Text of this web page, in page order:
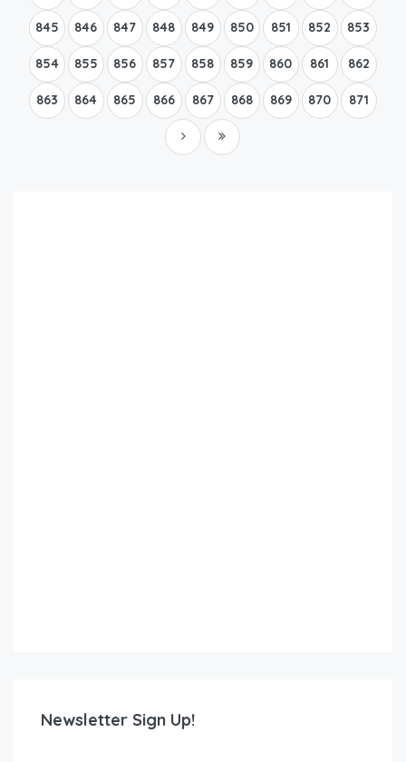
845 846 847 848 849 850 851 852 853
854 855 856 857 858 859 860 861 862
863 864 865 866 867 868 869 870 871
Newsletter Sign Up!